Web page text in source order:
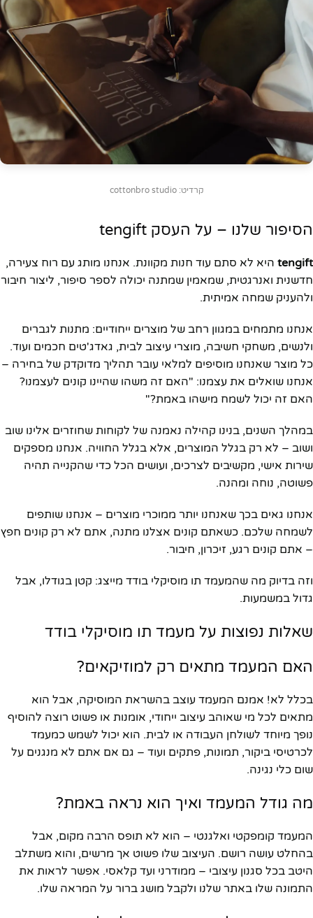
קרדיט: cottonbro studio
הסיפור שלנו – על העסק tengift
tengift היא לא סתם עוד חנות מקוונת. אנחנו מותג עם רוח צעירה,
חדשנית ואנרגטית, שמאמין שמתנה יכולה לספר סיפור, ליצור חיבור
ולהעניק שמחה אמיתית.
אנחנו מתמחים במגוון רחב של מוצרים ייחודיים: מתנות לגברים
ולנשים, משחקי חשיבה, מוצרי עיצוב לבית, גאדג'טים חכמים ועוד.
כל מוצר שאנחנו מוסיפים למלאי עובר תהליך מדוקדק של בחירה –
אנחנו שואלים את עצמנו: "האם זה משהו שהיינו קונים לעצמנו?
האם זה יכול לשמח מישהו באמת?"
במהלך השנים, בנינו קהילה נאמנה של לקוחות שחוזרים אלינו שוב
ושוב – לא רק בגלל המוצרים, אלא בגלל החוויה. אנחנו מספקים
שירות אישי, מקשיבים לצרכים, ועושים הכל כדי שהקנייה תהיה
פשוטה, נוחה ומהנה.
אנחנו גאים בכך שאנחנו יותר ממוכרי מוצרים – אנחנו שותפים
לשמחה שלכם. כשאתם קונים אצלנו מתנה, אתם לא רק קונים חפץ
– אתם קונים רגע, זיכרון, חיבור.
וזה בדיוק מה שהמעמד תו מוסיקלי בודד מייצג: קטן בגודלו, אבל
גדול במשמעות.
שאלות נפוצות על מעמד תו מוסיקלי בודד
האם המעמד מתאים רק למוזיקאים?
בכלל לא! אמנם המעמד עוצב בהשראת המוסיקה, אבל הוא
מתאים לכל מי שאוהב עיצוב ייחודי, אומנות או פשוט רוצה להוסיף
נופך מיוחד לשולחן העבודה או לבית. הוא יכול לשמש כמעמד
לכרטיסי ביקור, תמונות, פתקים ועוד – גם אם אתם לא מנגנים על
שום כלי נגינה.
מה גודל המעמד ואיך הוא נראה באמת?
המעמד קומפקטי ואלגנטי – הוא לא תופס הרבה מקום, אבל
בהחלט עושה רושם. העיצוב שלו פשוט אך מרשים, והוא משתלב
היטב בכל סגנון עיצובי – ממודרני ועד קלאסי. אפשר לראות את
התמונה שלו באתר שלנו ולקבל מושג ברור על המראה שלו.